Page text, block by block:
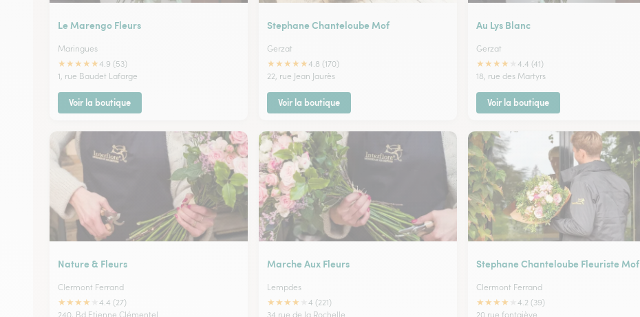
Le Marengo Fleurs
Maringues
★★★★★4.9 (53)
1, rue Baudet Lafarge
Voir la boutique
Stephane Chanteloube Mof
Gerzat
★★★★★4.8 (170)
22, rue Jean Jaurès
Voir la boutique
Au Lys Blanc
Gerzat
★★★★
4.4 (41)
18, rue des Martyrs
Voir la boutique
Nature & Fleurs
Clermont Ferrand
★★★★
4.4 (27)
240, Bd Etienne Clémentel
Marche Aux Fleurs
Lempdes
★★★★
4 (221)
34 rue de la Rochelle
Stephane Chanteloube Fleuriste Mof
Clermont Ferrand
★★★★
4.2 (39)
20 rue fontgiève